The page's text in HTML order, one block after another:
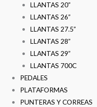
LLANTAS 20”
LLANTAS 26”
LLANTAS 27.5”
LLANTAS 28”
LLANTAS 29”
LLANTAS 700C
PEDALES
PLATAFORMAS
PUNTERAS Y CORREAS